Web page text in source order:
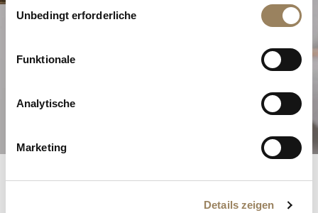
Unbedingt erforderliche
Funktionale
Analytische
Marketing
Details zeigen
Entdecken Sie unsere Komplikationen